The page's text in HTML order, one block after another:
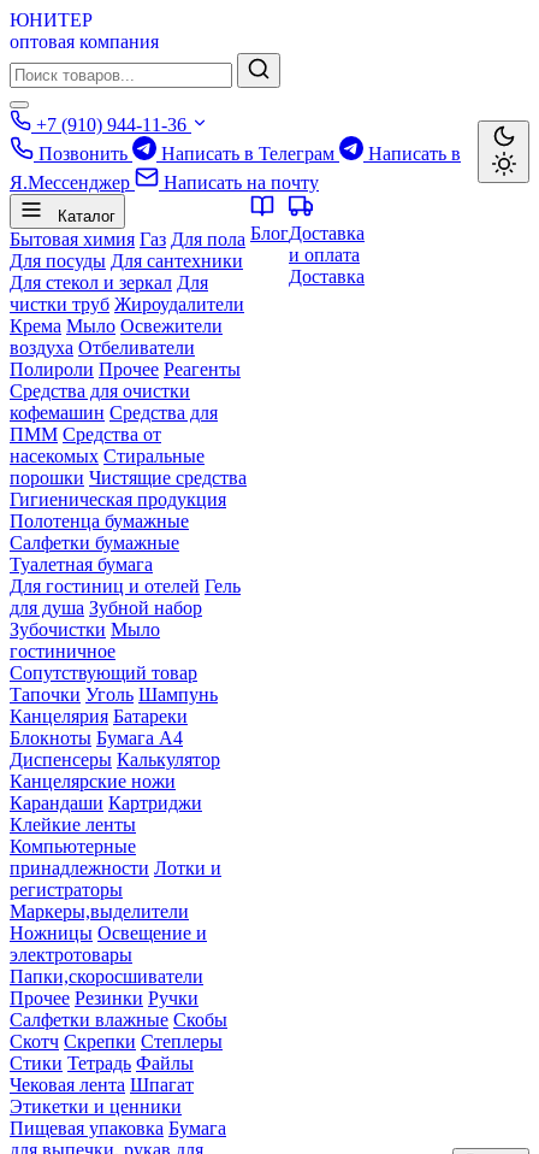
ЮНИТЕР
оптовая компания
+7 (910) 944-11-36
Позвонить
Написать в Телеграм
Написать в
Я.Мессенджер
Написать на почту
Каталог
Бытовая химия Газ Для пола
Для посуды Для сантехники
Для стекол и зеркал Для
чистки труб Жироудалители
Крема Мыло Освежители
воздуха Отбеливатели
Полироли Прочее Реагенты
Средства для очистки
кофемашин Средства для
ПММ Средства от
насекомых Стиральные
порошки Чистящие средства
Гигиеническая продукция
Полотенца бумажные
Салфетки бумажные
Туалетная бумага
Для гостиниц и отелей Гель
для душа Зубной набор
Зубочистки Мыло
гостиничное
Сопутствующий товар
Тапочки Уголь Шампунь
Канцелярия Батареки
Блокноты Бумага А4
Диспенсеры Калькулятор
Канцелярские ножи
Карандаши Картриджи
Клейкие ленты
Компьютерные
принадлежности Лотки и
регистраторы
Маркеры,выделители
Ножницы Освещение и
электротовары
Папки,скоросшиватели
Прочее Резинки Ручки
Салфетки влажные Скобы
Скотч Скрепки Степлеры
Стики Тетрадь Файлы
Чековая лента Шпагат
Этикетки и ценники
Пищевая упаковка Бумага
для выпечки, рукав для
БлогДоставка
и оплата
Доставка